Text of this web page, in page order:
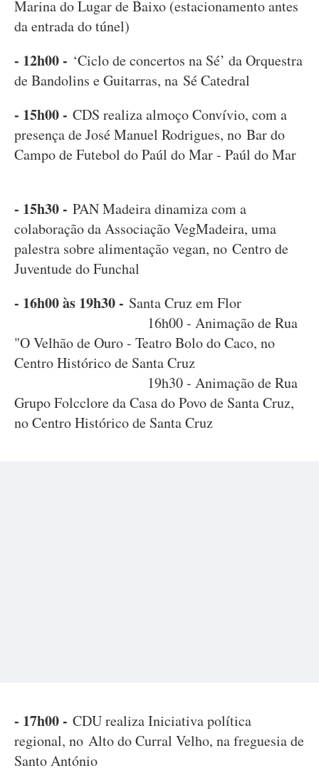
Marina do Lugar de Baixo (estacionamento antes
da entrada do túnel)
- 12h00 - ‘Ciclo de concertos na Sé’ da Orquestra
de Bandolins e Guitarras, na Sé Catedral
- 15h00 - CDS realiza almoço Convívio, com a
presença de José Manuel Rodrigues, no Bar do
Campo de Futebol do Paúl do Mar - Paúl do Mar
- 15h30 - PAN Madeira dinamiza com a
colaboração da Associação VegMadeira, uma
palestra sobre alimentação vegan, no Centro de
Juventude do Funchal
- 16h00 às 19h30 - Santa Cruz em Flor
16h00 - Animação de Rua
"O Velhão de Ouro - Teatro Bolo do Caco, no
Centro Histórico de Santa Cruz
19h30 - Animação de Rua
Grupo Folcclore da Casa do Povo de Santa Cruz,
no Centro Histórico de Santa Cruz
- 17h00 - CDU realiza Iniciativa política
regional, no Alto do Curral Velho, na freguesia de
Santo António